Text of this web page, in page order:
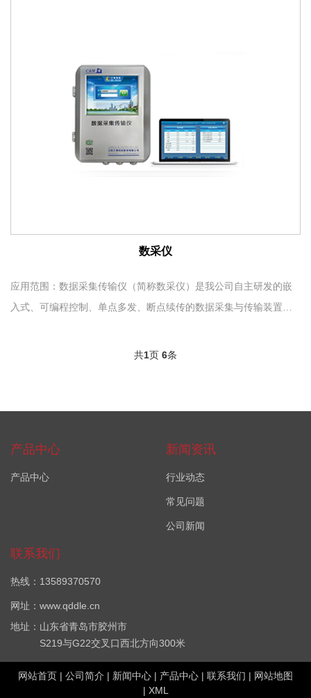
数采仪
应用范围：数据采集传输仪（简称数采仪）是我公司自主研发的嵌
入式、可编程控制、单点多发、断点续传的数据采集与传输装置，
共1页 6条
产品中心
产品中心
新闻资讯
行业动态
常见问题
公司新闻
联系我们
热线：13589370570
网址：www.qddle.cn
地址：山东省青岛市胶州市
S219与G22交叉口西北方向300米
网站首页 | 公司简介 | 新闻中心 | 产品中心 | 联系我们 | 网站地图
| XML